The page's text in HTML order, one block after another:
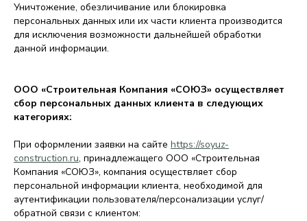
Уничтожение, обезличивание или блокировка
персональных данных или их части клиента производится
для исключения возможности дальнейшей обработки
данной информации.
ООО «Строительная Компания «СОЮЗ» осуществляет
сбор персональных данных клиента в следующих
категориях:
При оформлении заявки на сайте https://soyuz-
construction.ru, принадлежащего ООО «Строительная
Компания «СОЮЗ», компания осуществляет сбор
персональной информации клиента, необходимой для
аутентификации пользователя/персонализации услуг/
обратной связи с клиентом: